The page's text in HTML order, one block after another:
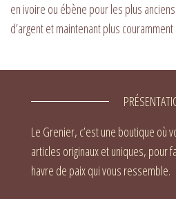
en ivoire ou ébène pour les plus
d’argent et maintenant plus
Le Grenier, c’est une boutique où
articles originaux et uniques, pour
havre de paix qui vous ressemble.